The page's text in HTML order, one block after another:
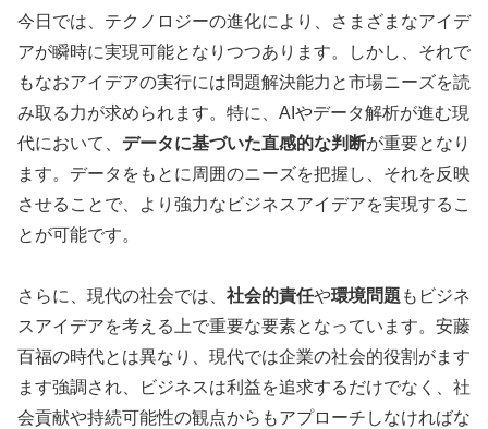
今日では、テクノロジーの進化により、さまざまなアイデ
アが瞬時に実現可能となりつつあります。しかし、それで
もなおアイデアの実行には問題解決能力と市場ニーズを読
み取る力が求められます。特に、AIやデータ解析が進む現
代において、 データに基づいた直感的な判断が重要となり
ます。データをもとに周囲のニーズを把握し、それを反映
させることで、より強力なビジネスアイデアを実現するこ
とが可能です。
さらに、現代の社会では、 社会的責任や環境問題 もビジネ
スアイデアを考える上で重要な要素となっています。安藤
百福の時代とは異なり、現代では企業の社会的役割がます
ます強調され、ビジネスは利益を追求するだけでなく、社
会貢献や持続可能性の観点からもアプローチしなければな